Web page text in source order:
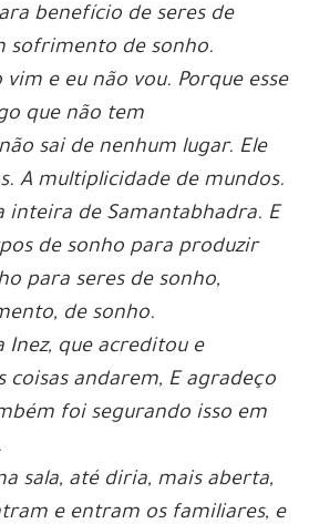
benefício de seres de
sofrimento de sonho.
vim e eu não vou. Porque esse
que não tem
sai de nenhum lugar. Ele
A multiplicidade de mundos.
inteira de Samantabhadra. E
de sonho para produzir
para seres de sonho,
de sonho.
Inez, que acreditou e
coisas andarem, E agradeço
foi segurando isso em
sala, até diria, mais aberta,
e entram os familiares, e